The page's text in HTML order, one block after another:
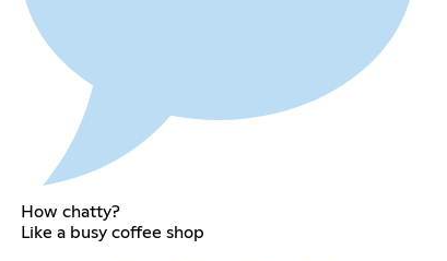
How chatty?
Like a busy coffee shop